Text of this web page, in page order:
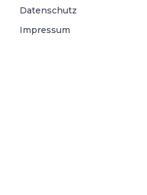
Datenschutz
Impressum